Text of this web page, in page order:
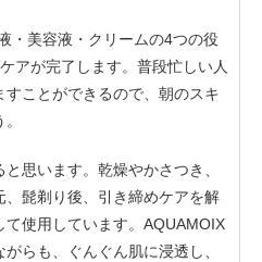
・美容液・クリームの4つの役
アが完了します。普段忙しい人
ことができるので、朝のスキ
思います。乾燥やかさつき、
髭剃り後、引き締めケアを解
て使用しています。AQUAMOIX
らも、ぐんぐん肌に浸透し、